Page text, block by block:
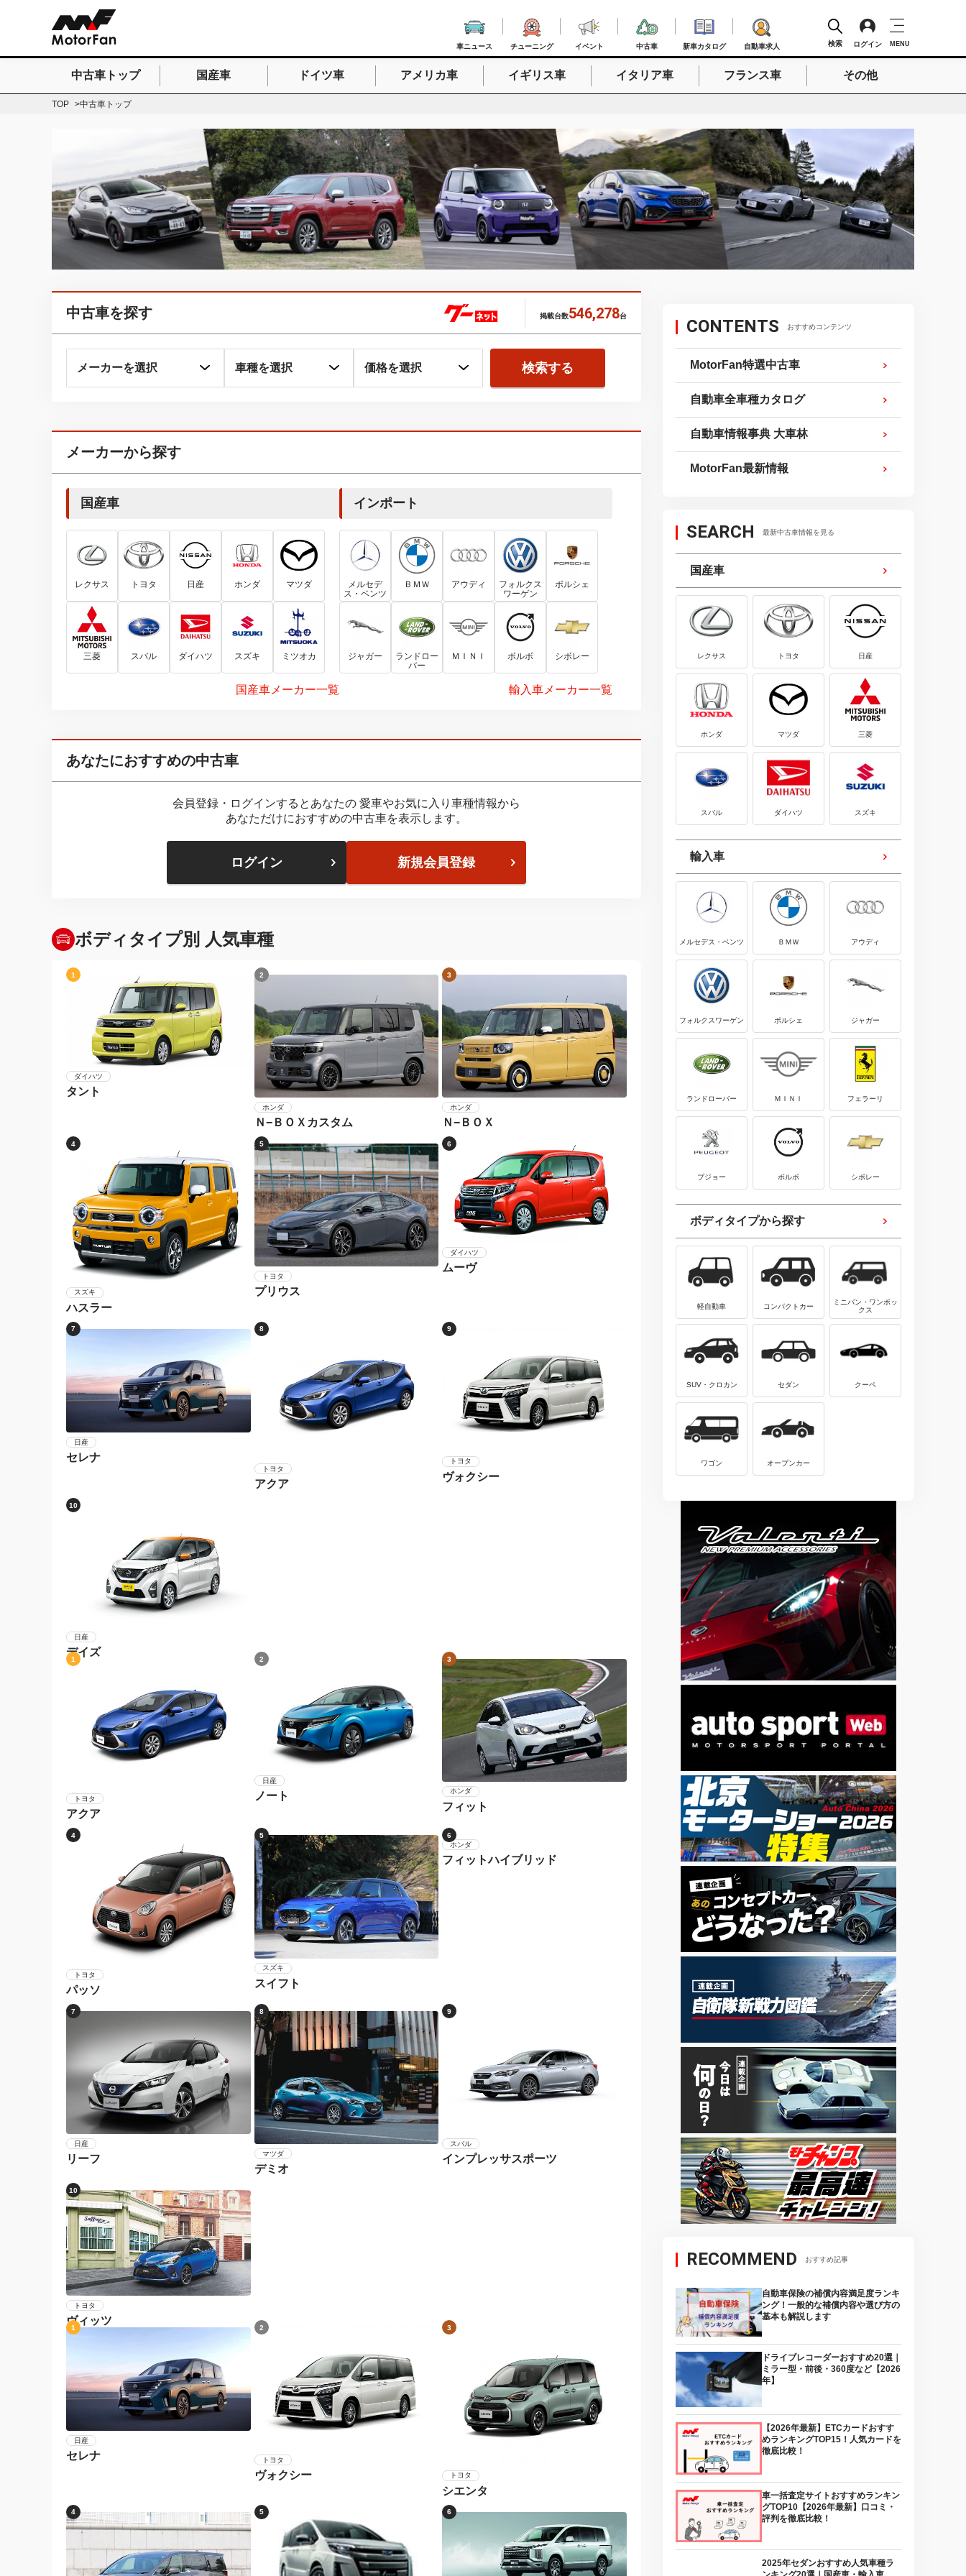
車ニュース チューニング イベント 中古車 新車カタログ 自動車求人 検索 ログイン MENU
検索したいキーワードを入力
中古車トップ 国産車 ドイツ車 アメリカ車 イギリス車 イタリア車 フランス車 その他
TOP 中古車トップ
中古車を探す 掲載台数546,278台
検索する
メーカーから探す
国産車
レクサス トヨタ 日産 ホンダ マツダ
三菱 スバル ダイハツ スズキ ミツオカ
国産車メーカー一覧
インポート
メルセデ
ス・ベンツ
ＢＭＷ アウディ
フォルクス
ワーゲン
ポルシェ
ジャガー
ランドロー
バー
ＭＩＮＩ ボルボ シボレー
輸入車メーカー一覧
あなたにおすすめの中古車
会員登録・ログインするとあなたの 愛車やお気に入り車種情報から
あなただけにおすすめの中古車を表示します。
ログイン 新規会員登録
ボディタイプ別 人気車種
1
ダイハツ
タント
2
ホンダ
Ｎ−ＢＯＸカスタム
3
ホンダ
Ｎ−ＢＯＸ
4
スズキ
ハスラー
5
トヨタ
プリウス
6
ダイハツ
ムーヴ
7
日産
セレナ
8
トヨタ
アクア
9
トヨタ
ヴォクシー
10
日産
デイズ
1
トヨタ
アクア
2
日産
ノート
3
ホンダ
フィット
4
トヨタ
パッソ
5
スズキ
スイフト
6
7
日産
リーフ
8
マツダ
デミオ
9
スバル
インプレッサスポーツ
10
トヨタ
ヴィッツ
1
日産
セレナ
2
トヨタ
ヴォクシー
3
トヨタ
シエンタ
4 5 6
CONTENTS おすすめコンテンツ
MotorFan特選中古車
自動車全車種カタログ
自動車情報事典 大車林
MotorFan最新情報
SEARCH 最新中古車情報を見る
国産車
レクサス トヨタ 日産
ホンダ マツダ 三菱
スバル ダイハツ スズキ
輸入車
メルセデス・ベンツ ＢＭＷ アウディ
フォルクスワーゲン ポルシェ ジャガー
ランドローバー ＭＩＮＩ フェラーリ
プジョー ボルボ シボレー
ボディタイプから探す
軽自動車 コンパクトカー
ミニバン・ワンボッ
クス
SUV・クロカン セダン クーペ
ワゴン オープンカー
RECOMMEND おすすめ記事
自動車保険の補償内容満足度ランキ
ング！一般的な補償内容や選び方の
基本も解説します
ドライブレコーダーおすすめ20選｜
ミラー型・前後・360度など【2026
年】
【2026年最新】ETCカードおすす
めランキングTOP15！人気カードを
徹底比較！
車一括査定サイトおすすめランキン
グTOP10【2026年最新】口コミ・
評判を徹底比較！
2025年セダンおすすめ人気車種ラ